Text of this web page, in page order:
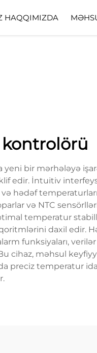
HAQQIMIZDA
bir mərhələyə
edir. İntuitiv
hədəf
və NTC
temperatur
daxil edir.
funksiyaları,
cihaz, məhsul
preciz temperatur